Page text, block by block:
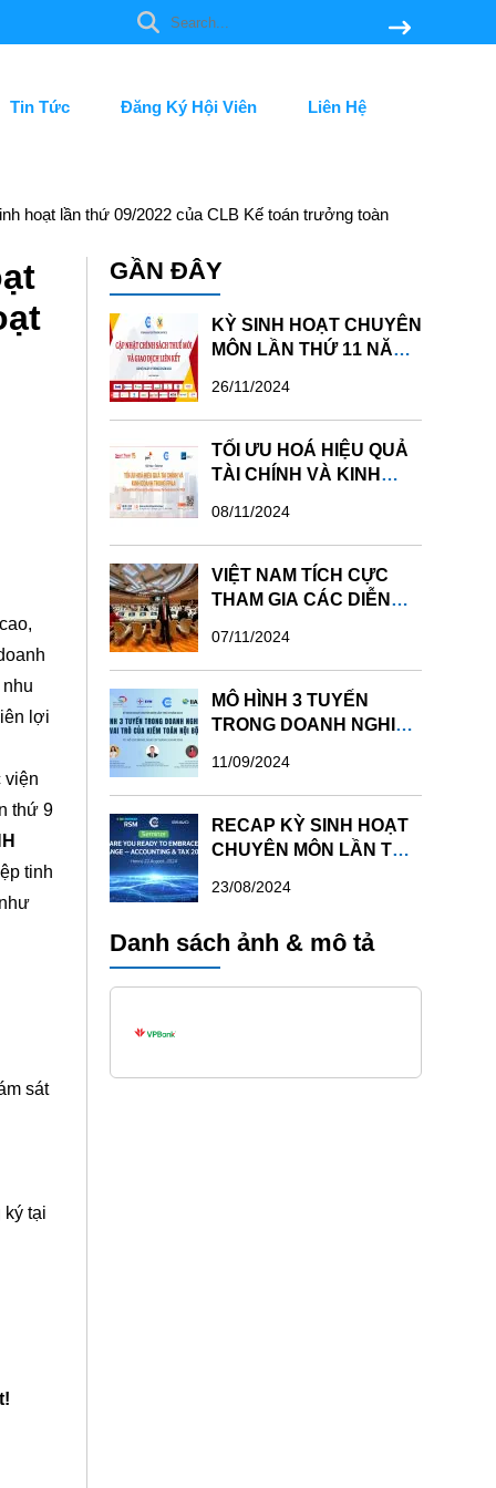
Tin Tức Đăng Ký Hội Viên Liên Hệ
hoạt lần thứ 09/2022 của CLB Kế toán trưởng toàn
lợi
viện
thứ 9
tinh
sát
ký tại
GẦN ĐÂY
KỲ SINH HOẠT CHUYÊN
MÔN LẦN THỨ 11 NĂM
26/11/2024
TỐI ƯU HOÁ HIỆU QUẢ
TÀI CHÍNH VÀ KINH
08/11/2024
VIỆT NAM TÍCH CỰC
THAM GIA CÁC DIỄN
QUỐC
07/11/2024
MÔ HÌNH 3 TUYẾN
TRONG DOANH NGHIỆP
TOÁN NỘI BỘ - KỲ SINH
HOẠT CHUYÊN MÔN
LẦN 10 NĂM 2024
11/09/2024
RECAP KỲ SINH HOẠT
CHUYÊN MÔN LẦN THỨ
23/08/2024
Danh sách ảnh & mô tả